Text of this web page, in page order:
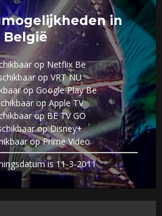
in
België
op Netflix Be
op VRT NU
op Google Play Be
op Apple TV
op BE TV GO
op Disney+
op Prime Video
is 11-3-2011